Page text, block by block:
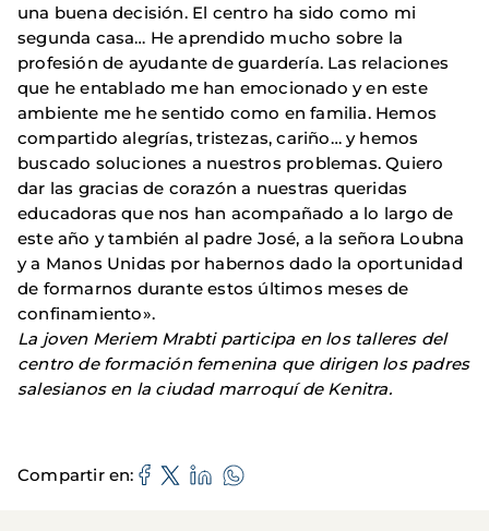
una buena decisión. El centro ha sido como mi
segunda casa… He aprendido mucho sobre la
profesión de ayudante de guardería. Las relaciones
que he entablado me han emocionado y en este
ambiente me he sentido como en familia. Hemos
compartido alegrías, tristezas, cariño… y hemos
buscado soluciones a nuestros problemas. Quiero
dar las gracias de corazón a nuestras queridas
educadoras que nos han acompañado a lo largo de
este año y también al padre José, a la señora Loubna
y a Manos Unidas por habernos dado la oportunidad
de formarnos durante estos últimos meses de
confinamiento».
La joven Meriem Mrabti participa en los talleres del
centro de formación femenina que dirigen los padres
salesianos en la ciudad marroquí de Kenitra.
Compartir en